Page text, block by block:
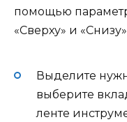
помощью
«Сверху» и
Выделите
выберите
ленте